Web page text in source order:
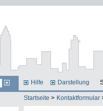
Hilfe Darstellung
Startseite > Kontaktformular